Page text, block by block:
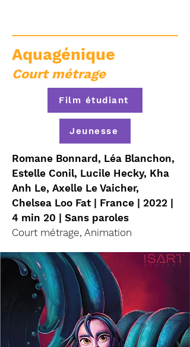
Aquagénique
Court métrage
Film étudiant
Jeunesse
Romane Bonnard, Léa Blanchon,
Estelle Conil, Lucile Hecky, Kha
Anh Le, Axelle Le Vaicher,
Chelsea Loo Fat | France | 2022 |
4 min 20 | Sans paroles
Court métrage, Animation